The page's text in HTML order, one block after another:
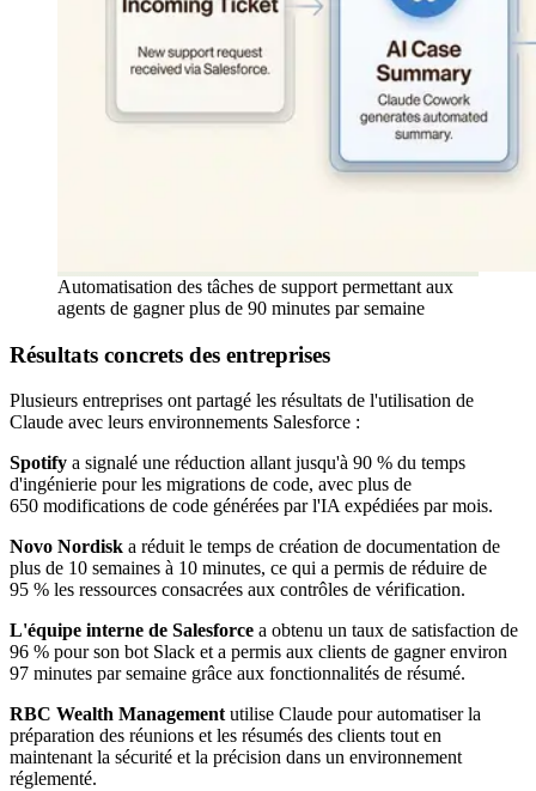
Automatisation des tâches de support permettant aux
agents de gagner plus de 90 minutes par semaine
Résultats concrets des entreprises
Plusieurs entreprises ont partagé les résultats de l'utilisation de
Claude avec leurs environnements Salesforce :
Spotify a signalé une réduction allant jusqu'à 90 % du temps
d'ingénierie pour les migrations de code, avec plus de
650 modifications de code générées par l'IA expédiées par mois.
Novo Nordisk a réduit le temps de création de documentation de
plus de 10 semaines à 10 minutes, ce qui a permis de réduire de
95 % les ressources consacrées aux contrôles de vérification.
L'équipe interne de Salesforce a obtenu un taux de satisfaction de
96 % pour son bot Slack et a permis aux clients de gagner environ
97 minutes par semaine grâce aux fonctionnalités de résumé.
RBC Wealth Management utilise Claude pour automatiser la
préparation des réunions et les résumés des clients tout en
maintenant la sécurité et la précision dans un environnement
réglementé.